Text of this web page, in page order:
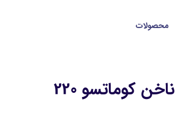
محصولات
ناخن کوماتسو 220